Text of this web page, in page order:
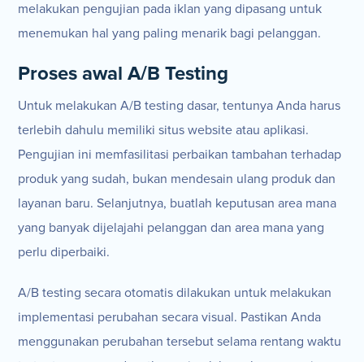
melakukan pengujian pada iklan yang dipasang untuk
menemukan hal yang paling menarik bagi pelanggan.
Proses awal A/B Testing
Untuk melakukan A/B testing dasar, tentunya Anda harus
terlebih dahulu memiliki situs website atau aplikasi.
Pengujian ini memfasilitasi perbaikan tambahan terhadap
produk yang sudah, bukan mendesain ulang produk dan
layanan baru. Selanjutnya, buatlah keputusan area mana
yang banyak dijelajahi pelanggan dan area mana yang
perlu diperbaiki.
A/B testing secara otomatis dilakukan untuk melakukan
implementasi perubahan secara visual. Pastikan Anda
menggunakan perubahan tersebut selama rentang waktu